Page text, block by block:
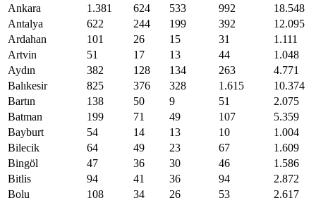
Ankara
1.381 624 533 992
18.548
Antalya
622 244 199 392
12.095
Ardahan
101 26 15 31
1.111
Artvin
51 17 13 44
1.048
Aydın
382 128 134 263
4.771
Balıkesir
825 376 328 1.615
10.374
Bartın
138 50 9 51
2.075
Batman
199 71 49 107
5.359
Bayburt
54 14 13 10
1.004
Bilecik
64 49 23 67
1.609
Bingöl
47 36 30 46
1.586
Bitlis
94 41 36 94
2.872
Bolu
108 34 26 53
2.617